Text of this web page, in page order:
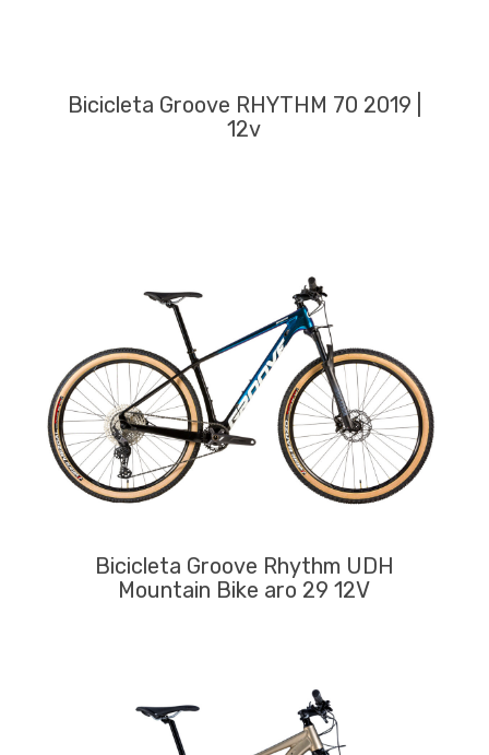
Bicicleta Groove RHYTHM 70 2019 |
12v
Bicicleta Groove Rhythm UDH
Mountain Bike aro 29 12V